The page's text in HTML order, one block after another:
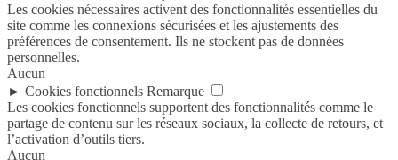
Les cookies nécessaires activent des fonctionnalités essentielles du
site comme les connexions sécurisées et les ajustements des
préférences de consentement. Ils ne stockent pas de données
personnelles.
Aucun
► Cookies fonctionnels Remarque
Les cookies fonctionnels supportent des fonctionnalités comme le
partage de contenu sur les réseaux sociaux, la collecte de retours, et
l’activation d’outils tiers.
Aucun